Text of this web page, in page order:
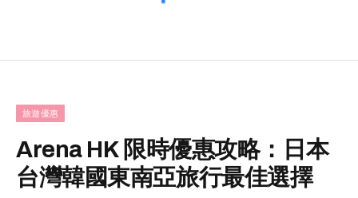
旅遊優惠
Arena HK 限時優惠攻略：日本
台灣韓國東南亞旅行最佳選擇